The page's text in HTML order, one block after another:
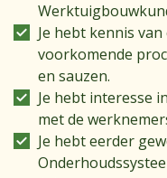
Je hebt kennis
voorkomende
en sauzen.
Je hebt interesse
met de
Je hebt eerder